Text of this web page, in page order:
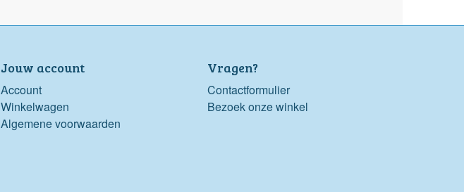
Jouw account
Account
Winkelwagen
Algemene voorwaarden
Vragen?
Contactformulier
Bezoek onze winkel